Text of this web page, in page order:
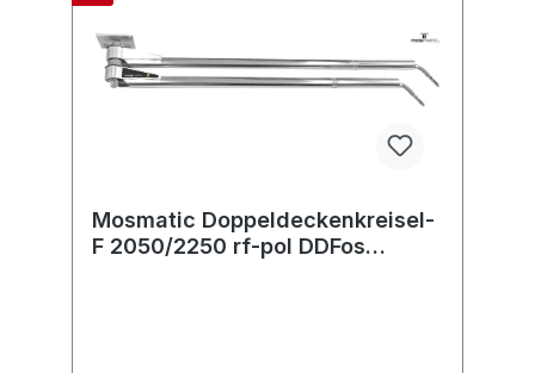
Mosmatic Doppeldeckenkreisel-
F 2050/2250 rf-pol DDFos